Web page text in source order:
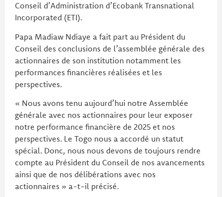
Conseil d’Administration d’Ecobank Transnational
Incorporated (ETI).
Papa Madiaw Ndiaye a fait part au Président du
Conseil des conclusions de l’assemblée générale des
actionnaires de son institution notamment les
performances financières réalisées et les
perspectives.
« Nous avons tenu aujourd’hui notre Assemblée
générale avec nos actionnaires pour leur exposer
notre performance financière de 2025 et nos
perspectives. Le Togo nous a accordé un statut
spécial. Donc, nous nous devons de toujours rendre
compte au Président du Conseil de nos avancements
ainsi que de nos délibérations avec nos
actionnaires » a-t-il précisé.